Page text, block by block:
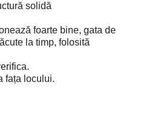
solidă
foarte bine, gata de
la timp, folosită
fața locului.